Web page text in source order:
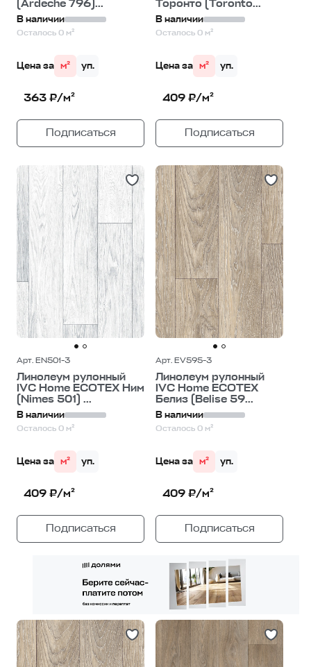
(Ardeche 796)...
В наличии
Осталось 0 м²
Цена за м² уп.
363 ₽/м²
Подписаться
Торонто (Toronto...
В наличии
Осталось 0 м²
Цена за м² уп.
409 ₽/м²
Подписаться
Арт. EN501-3
Линолеум рулонный
IVC Home ECOTEX Ним
(Nimes 501) ...
В наличии
Осталось 0 м²
Цена за м² уп.
409 ₽/м²
Подписаться
Арт. EV595-3
Линолеум рулонный
IVC Home ECOTEX
Белиз (Belise 59...
В наличии
Осталось 0 м²
Цена за м² уп.
409 ₽/м²
Подписаться